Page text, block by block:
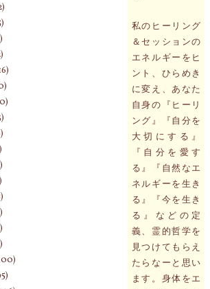
私のヒーリング
＆セッションの
エネルギーをヒ
ント、ひらめき
に変え、あなた
自身の『ヒーリ
ング』『自分を
大切にする』
『自分を愛す
る』『自然なエ
ネルギーを生き
る』『今を生き
る』などの定
義、霊的哲学を
見つけてもらえ
たらなーと思い
ます。身体をエ